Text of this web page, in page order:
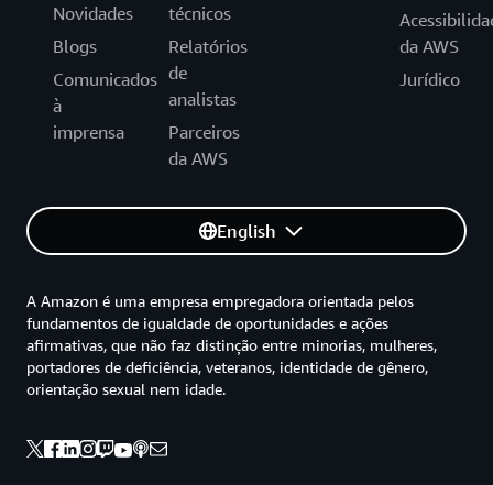
Novidades
Blogs
Comunicados
à
imprensa
técnicos
Relatórios
de
analistas
Parceiros
da AWS
da AWS
Jurídico
English
A Amazon é uma empresa empregadora orientada pelos
fundamentos de igualdade de oportunidades e ações
afirmativas, que não faz distinção entre minorias, mulheres,
portadores de deficiência, veteranos, identidade de gênero,
orientação sexual nem idade.